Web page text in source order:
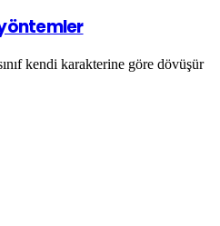
kendi karakterine göre dövüşür